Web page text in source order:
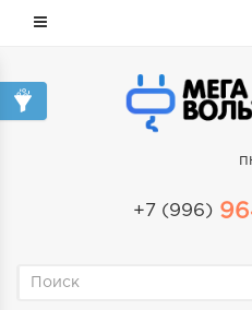
+7 (996)